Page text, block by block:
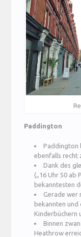
Paddington
Paddington
ebenfalls recht
Dank des
(„16 Uhr 50 ab
bekanntesten
Gerade wer
bekannten und
Kinderbüchern
Binnen
Heathrow